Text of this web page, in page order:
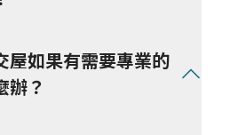
蘭、基隆、桃園、新竹。
投、彰化、雲林。
屋如果有需要專業的
辦？